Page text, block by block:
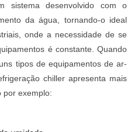
desenvolvido com o
da água, tornando-o ideal
onde a necessidade de se
é constante. Quando
tipos de equipamentos de ar-
chiller apresenta mais
por exemplo: